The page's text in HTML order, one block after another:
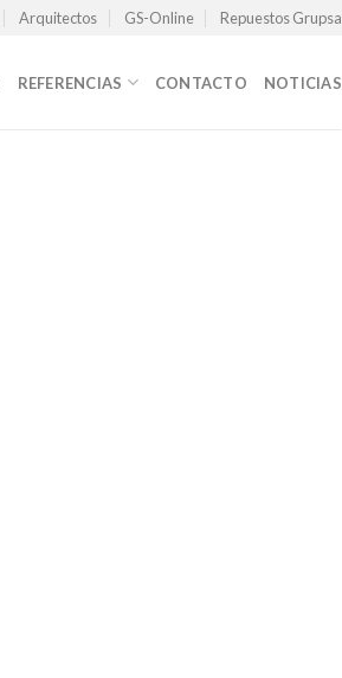
Arquitectos GS-Online Repuestos Grupsa
REFERENCIAS CONTACTO NOTICIAS